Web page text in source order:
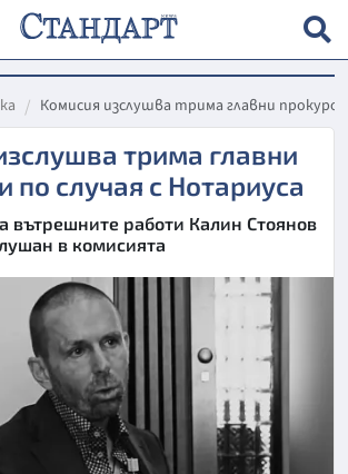
Комисия изслушва трима главни
трима главни
по случая с Нотариуса
вътрешните работи Калин Стоянов
в комисията